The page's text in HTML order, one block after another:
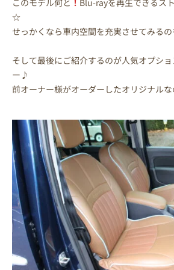
☆
せっかくなら車内空間を充実させてみる
そして最後にご紹介するのが人気オプシ
ー♪
前オーナー様がオーダーしたオリジナルな